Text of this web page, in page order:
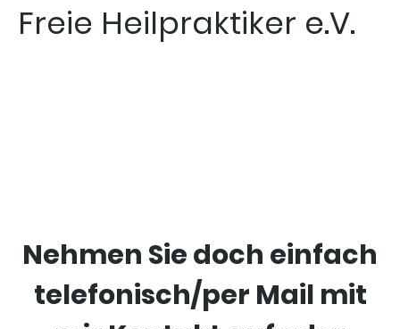
Freie Heilpraktiker e.V.
Nehmen Sie doch einfach
telefonisch/per Mail mit